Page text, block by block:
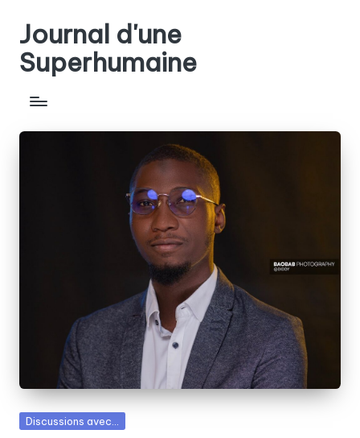
content
Journal d'une
Superhumaine
Posted
Discussions avec...